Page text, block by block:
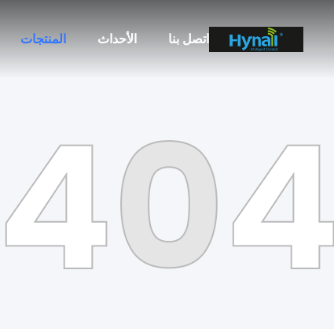
المنتجات الأحداث اتصل بنا